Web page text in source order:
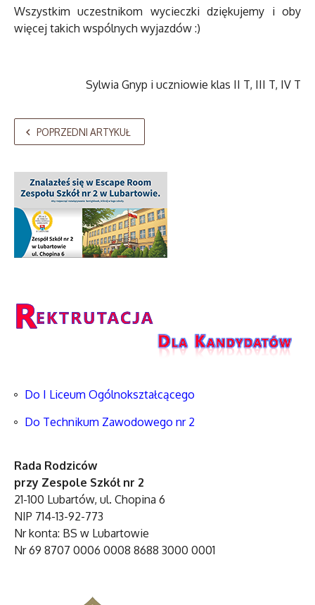
Wszystkim uczestnikom wycieczki dziękujemy i oby
więcej takich wspólnych wyjazdów :)
Sylwia Gnyp i uczniowie klas II T, III T, IV T
POPRZEDNI ARTYKUŁ
Do I Liceum Ogólnokształcącego
Do Technikum Zawodowego nr 2
Rada Rodziców
przy Zespole Szkół nr 2
21-100 Lubartów, ul. Chopina 6
NIP 714-13-92-773
Nr konta: BS w Lubartowie
Nr 69 8707 0006 0008 8688 3000 0001